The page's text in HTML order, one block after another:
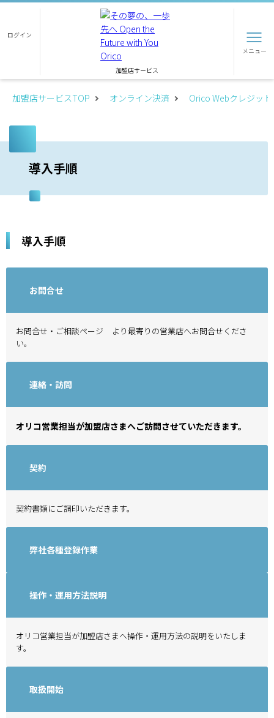
ログイン
加盟店サービス
メニュー
加盟店サービスTOP オンライン決済 Orico Webクレジット
導入手順
導入手順
お問合せ
お問合せ・ご相談ページ
より最寄りの営業店へお問合せくださ
い。
連絡・訪問
オリコ営業担当が加盟店さまへご訪問させていただきます。
契約
契約書類にご調印いただきます。
弊社各種登録作業
操作・運用方法説明
オリコ営業担当が加盟店さまへ操作・運用方法の説明をいたしま
す。
取扱開始